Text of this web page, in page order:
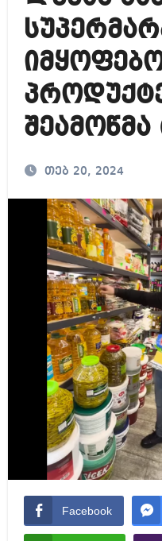
თებ 20, 2024
Facebook